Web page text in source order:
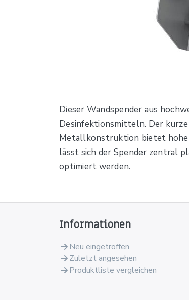
Dieser Wandspender aus
Desinfektionsmitteln. Der
Metallkonstruktion bietet hohe
lässt sich der Spender zentral
optimiert werden.
Informationen
Neu eingetroffen
Zuletzt angesehen
Produktliste vergleichen